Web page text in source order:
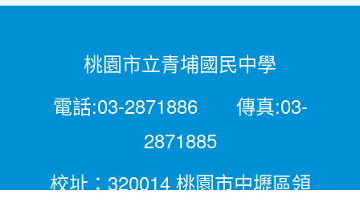
桃園市立青埔國民中學
電話:03-2871886 傳真:03-
2871885
校址：320014 桃園市中壢區領